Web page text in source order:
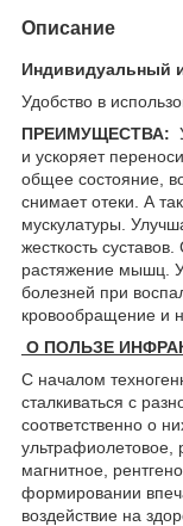
Описание
Индивидуальный
Удобство в
ПРЕИМУЩЕСТВА:
и ускоряет
общее состояние,
снимает отеки. А
мускулатуры.
жесткость
растяжение мышц.
болезней при
кровообращение и
О ПОЛЬЗЕ
С началом
сталкиваться с
соответственно о
ультрафиолетовое,
магнитное,
формировании
воздействие на